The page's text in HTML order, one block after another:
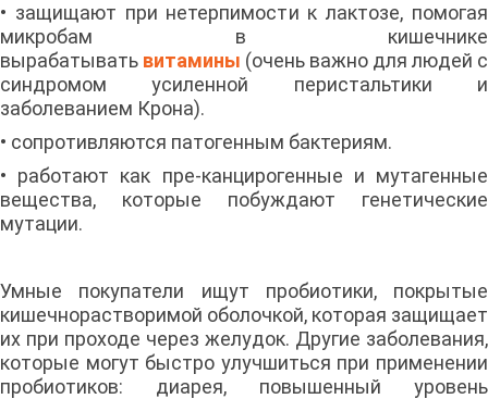
• защищают при нетерпимости к лактозе, помогая
микробам в кишечнике
вырабатывать витамины (очень важно для людей с
синдромом усиленной перистальтики и
заболеванием Крона).
• сопротивляются патогенным бактериям.
• работают как пре-канцирогенные и мутагенные
вещества, которые побуждают генетические
мутации.
Умные покупатели ищут пробиотики, покрытые
кишечнорастворимой оболочкой, которая защищает
их при проходе через желудок. Другие заболевания,
которые могут быстро улучшиться при применении
пробиотиков: диарея, повышенный уровень